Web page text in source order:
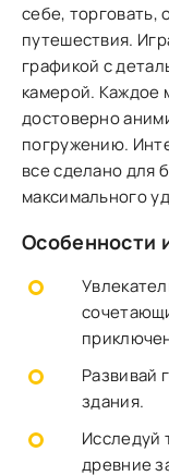
себе, торговать,
путешествия.
графикой с
камерой. Каждое
достоверно
погружению.
все сделано для
максимального
Особенности
Развивай
здания.
Исследуй
древние